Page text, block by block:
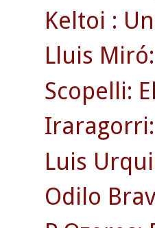
Keltoi :
Lluis
Scopelli:
Luis
Odilo